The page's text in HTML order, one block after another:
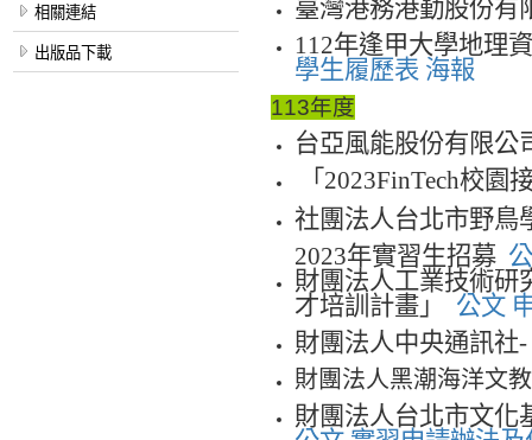
相關連結
出版品下載
臺灣港務港勤股份有
112年逢甲大學地理
學生履歷表 海報
113年度
台亞風能股份有限公
「 2023FinTech校園
社團法人台北市野鳥
2023年實習生招募
財團法人工業技術研
才培訓計畫」 公文
財團法人中央通訊社-
財團法人黑潮海洋文
財團法人台北市文化